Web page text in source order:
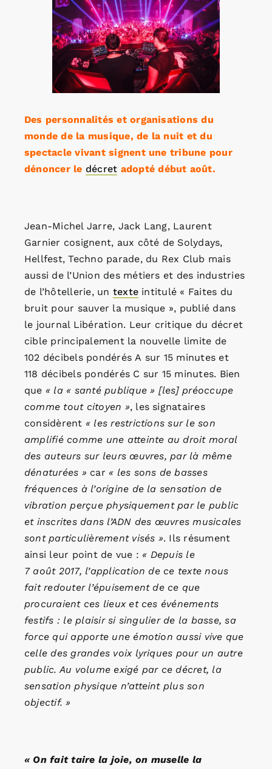
l'image
agrandie
Des personnalités et organisations du
monde de la musique, de la nuit et du
spectacle vivant signent une tribune pour
dénoncer le décret adopté début août.
Jean-Michel Jarre, Jack Lang, Laurent
Garnier cosignent, aux côté de Solydays,
Hellfest, Techno parade, du Rex Club mais
aussi de l’Union des métiers et des industries
de l’hôtellerie, un texte intitulé « Faites du
bruit pour sauver la musique », publié dans
le journal Libération. Leur critique du décret
cible principalement la nouvelle limite de
102 décibels pondérés A sur 15 minutes et
118 décibels pondérés C sur 15 minutes. Bien
que « la « santé publique » [les] préoccupe
comme tout citoyen », les signataires
considèrent « les restrictions sur le son
amplifié comme une atteinte au droit moral
des auteurs sur leurs œuvres, par là même
dénaturées » car « les sons de basses
fréquences à l’origine de la sensation de
vibration perçue physiquement par le public
et inscrites dans l’ADN des œuvres musicales
sont particulièrement visés ». Ils résument
ainsi leur point de vue : « Depuis le
7 août 2017, l’application de ce texte nous
fait redouter l’épuisement de ce que
procuraient ces lieux et ces événements
festifs : le plaisir si singulier de la basse, sa
force qui apporte une émotion aussi vive que
celle des grandes voix lyriques pour un autre
public. Au volume exigé par ce décret, la
sensation physique n’atteint plus son
objectif. »
« On fait taire la joie, on muselle la